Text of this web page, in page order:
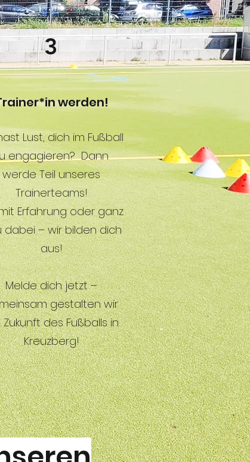
3
werden!
Lust, dich im Fußball
engagieren? Dann
werde Teil unseres
Trainerteams!
Erfahrung oder ganz
dabei – wir bilden dich
aus!
Melde dich jetzt –
gestalten wir
des Fußballs in
Kreuzberg!